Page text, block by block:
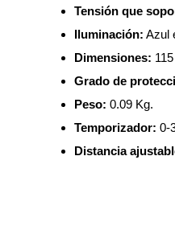
Tensión que
Iluminación: Azul
Dimensiones:
Grado de
Peso: 0.09 Kg.
Temporizador: 0-
Distancia